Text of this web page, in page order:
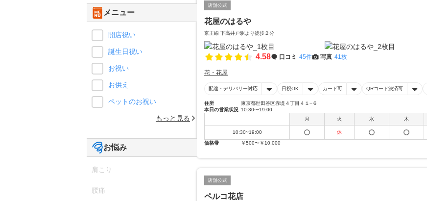
店舗公式
花屋のはるや
京王線 下高井戸駅より徒歩２分
4.58 口コミ 45件 写真 41枚
花・花屋
配達・デリバリー対応 日祝OK カード可 QRコード決済可
住所
東京都世田谷区赤堤４丁目４１−６
本日の営業状況 10:30〜19:00
月
火 水 木
10:30~19:00
休
価格帯
￥500〜￥10,000
店舗公式
ペルコ花店
メニュー
開店祝い
誕生日祝い
お祝い
お供え
ペットのお祝い
もっと見る
お悩み
肩こり
腰痛